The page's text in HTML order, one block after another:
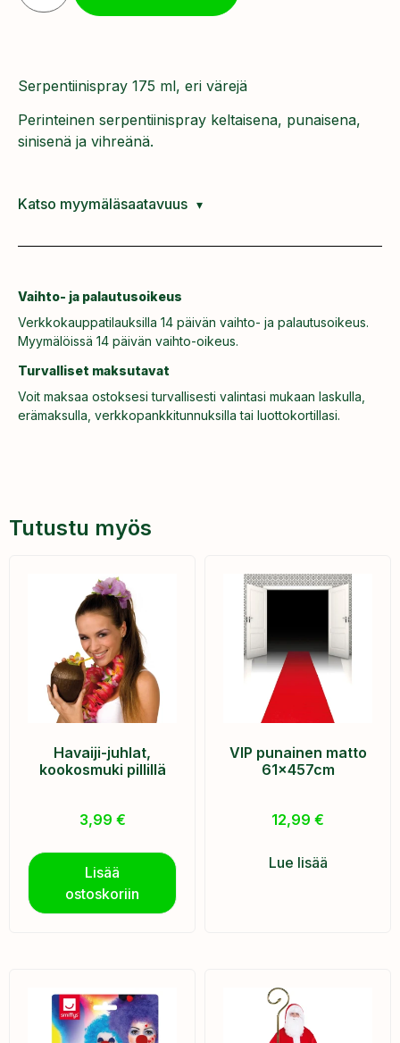
Serpentiinispray 175 ml, eri värejä
Perinteinen serpentiinispray keltaisena, punaisena,
sinisenä ja vihreänä.
Katso myymäläsaatavuus
Vaihto- ja palautusoikeus
Verkkokauppatilauksilla 14 päivän vaihto- ja palautusoikeus.
Myymälöissä 14 päivän vaihto-oikeus.
Turvalliset maksutavat
Voit maksaa ostoksesi turvallisesti valintasi mukaan laskulla,
erämaksulla, verkkopankkitunnuksilla tai luottokortillasi.
Tutustu myös
Havaiji-juhlat,
kookosmuki pillillä
3,99 €
Lisää
ostoskoriin
VIP punainen matto
61x457cm
12,99 €
Lue lisää